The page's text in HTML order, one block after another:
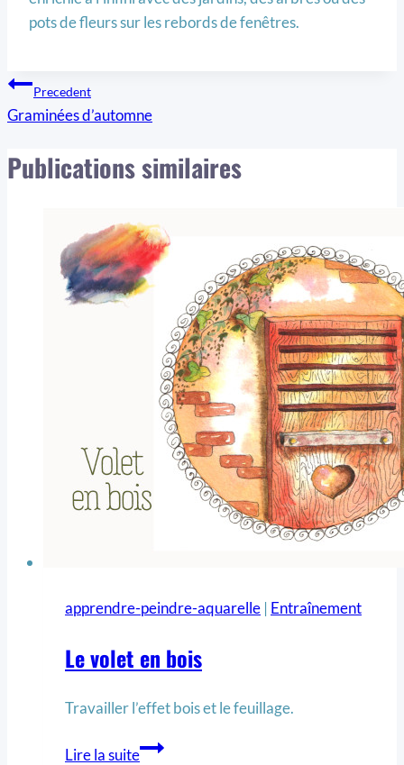
pots de fleurs sur les rebords de fenêtres.
Navigation
de
l’article
Precedent
Graminées d’automne
Publications similaires
apprendre-peindre-aquarelle | Entraînement
Le volet en bois
Travailler l’effet bois et le feuillage.
Lire la suite